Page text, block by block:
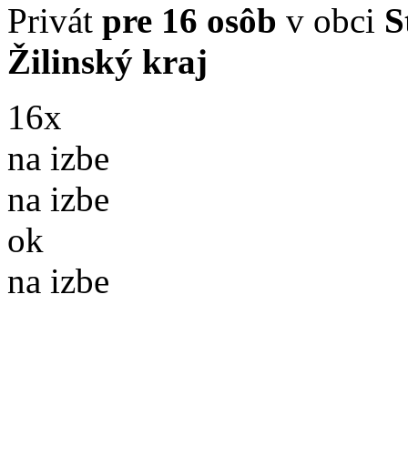
Privát pre 16 osôb v obci
Žilinský kraj
16x
na izbe
na izbe
ok
na izbe